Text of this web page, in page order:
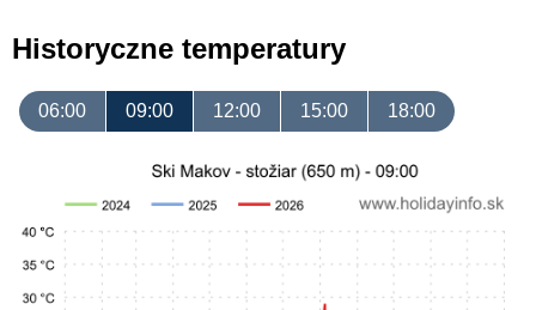
Historyczne temperatury
06:00 09:00 12:00 15:00 18:00